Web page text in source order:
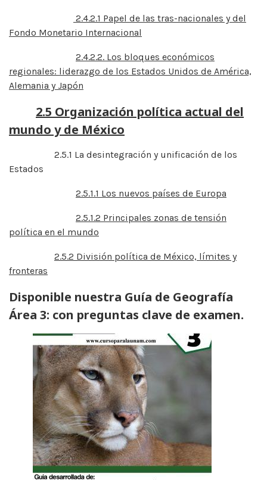
2.4.2.1 Papel de las tras-nacionales y del
Fondo Monetario Internacional
2.4.2.2. Los bloques económicos
regionales: liderazgo de los Estados Unidos de América,
Alemania y Japón
2.5 Organización política actual del
mundo y de México
2.5.1 La desintegración y unificación de los
Estados
2.5.1.1 Los nuevos países de Europa
2.5.1.2 Principales zonas de tensión
política en el mundo
2.5.2 División política de México, límites y
fronteras
Disponible nuestra Guía de Geografía
Área 3: con preguntas clave de examen.